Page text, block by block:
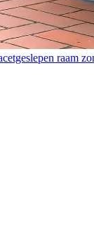
raam